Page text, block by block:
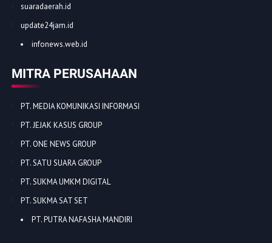
suaradaerah.id
update24jam.id
infonews.web.id
MITRA PERUSAHAAN
PT. MEDIA KOMUNIKASI INFORMASI
PT. JEJAK KASUS GROUP
PT. ONE NEWS GROUP
PT. SATU SUARA GROUP
PT. SUKMA UMKM DIGITAL
PT. SUKMA SAT SET
PT. PUTRA NAFASHA MANDIRI